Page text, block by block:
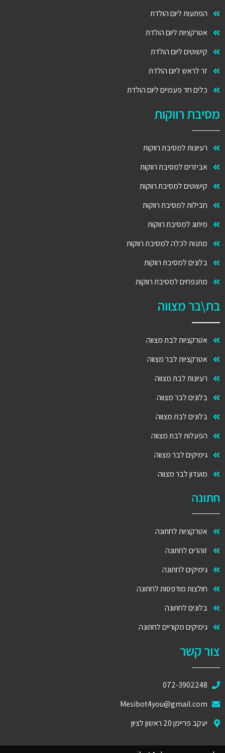
הפתעות ליום הולדת
אטרקציות ליום הולדת
קישוטים ליום הולדת
זר לראש ליום הולדת
כלים חד פעמיים ליום הולדת
מסיבת רווקות
רעיונות למסיבת רווקות
אביזרים למסיבת רווקות
קישוטים למסיבת רווקות
חבילות למסיבת רווקות
מיתוג למסיבת רווקות
מתנות לכלה למסיבת רווקות
בלונים למסיבת רווקות
מתנפחים למסיבת רווקות
בת\בר מצווה
אטרקציות לבת מצווה
אטרקציות לבר מצווה
רעיונות לבת מצווה
בלונים לבר מצווה
בלונים לבת מצווה
הפעלות לבת מצווה
גימיקים לבר מצווה
מועדון לבר מצווה
חתונה
אטרקציות לחתונה
זוהרים לחתונה
גימיקים לחתונה
חולצות מודפסות לחתונה
בלונים לחתונה
גימיקים מקוריים לחתונה
צור קשר
072-3902248
Mesibot4you@gmail.com
יעקב פריימן 20 ראשון לציון